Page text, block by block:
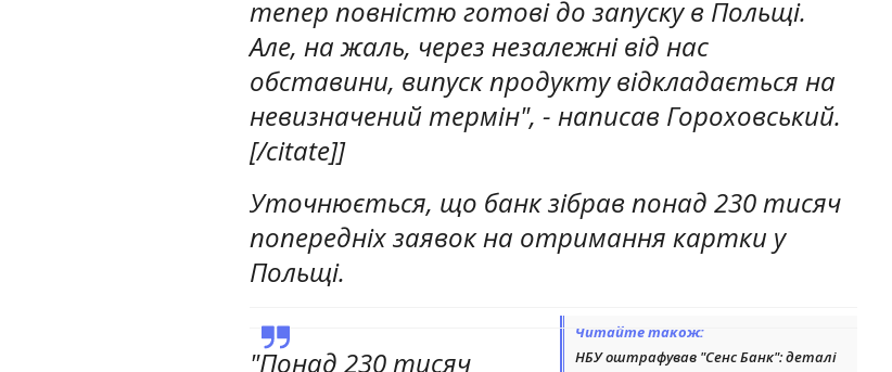
тепер повністю готові до запуску в Польщі.
Але, на жаль, через незалежні від нас
обставини, випуск продукту відкладається на
невизначений термін", - написав Гороховський.
[/citate]]
Уточнюється, що банк зібрав понад 230 тисяч
попередніх заявок на отримання картки у
Польщі.
Читайте також:
НБУ оштрафував "Сенс Банк": деталі
"Понад 230 тисяч